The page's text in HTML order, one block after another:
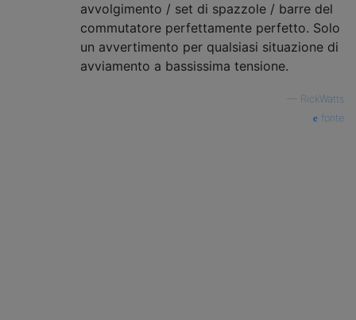
avvolgimento / set di spazzole / barre del
commutatore perfettamente perfetto. Solo
un avvertimento per qualsiasi situazione di
avviamento a bassissima tensione.
RickWatts
fonte